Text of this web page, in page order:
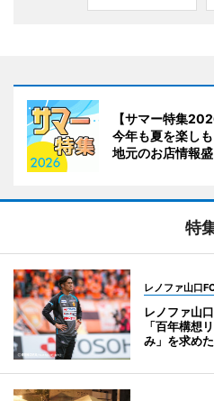
【サマー特集
今年も夏を楽し
地元のお店情報
特
レノファ山口
レノファ山
「百年構想
み」を求め